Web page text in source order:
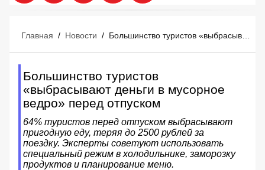
Главная / Новости /
Большинство туристов
«выбрасывают деньги в мусорное
ведро» перед отпуском
64% туристов перед отпуском выбрасывают
пригодную еду, теряя до 2500 рублей за
поездку. Эксперты советуют использовать
специальный режим в холодильнике, заморозку
продуктов и планирование меню.